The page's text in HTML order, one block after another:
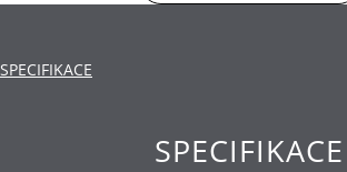
SPECIFIKACE
SPECIFIKACE